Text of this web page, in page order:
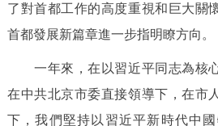
了對首都工作的高度重視和巨大關
首都發展新篇章進一步指明瞭方向。
一年來，在以習近平同志為核心
在中共北京市委直接領導下，在市
下，我們堅持以習近平新時代中